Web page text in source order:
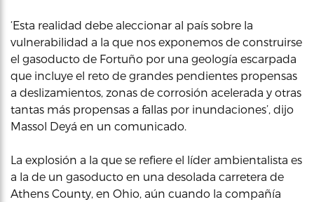
‘Esta realidad debe aleccionar al país sobre la
vulnerabilidad a la que nos exponemos de construirse
el gasoducto de Fortuño por una geología escarpada
que incluye el reto de grandes pendientes propensas
a deslizamientos, zonas de corrosión acelerada y otras
tantas más propensas a fallas por inundaciones’, dijo
Massol Deyá en un comunicado.
La explosión a la que se refiere el líder ambientalista es
a la de un gasoducto en una desolada carretera de
Athens County, en Ohio, aún cuando la compañía